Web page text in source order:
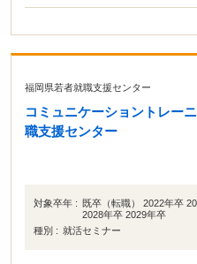
福岡県若者就職支援センター
コミュニケーショントレー
職支援センター
対象卒年 : 既卒（転職） 2022年卒
2028年卒 2029年卒
種別 : 就活セミナー